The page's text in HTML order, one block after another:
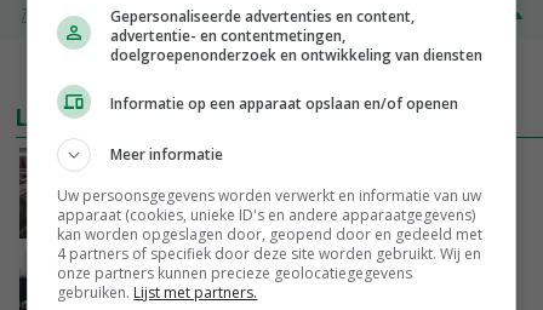
Zuivel NL
€ 345,00
LAATSTE NIEUWS
zeugen verdubbeld’
VANDAAG, 06:19
Gemiddelde Europese melkprijs daalt licht in
juni
Gepersonaliseerde advertenties en content,
advertentie- en contentmetingen,
doelgroepenonderzoek en ontwikkeling van diensten
Informatie op een apparaat opslaan en/of openen
Meer informatie
Uw persoonsgegevens worden verwerkt en informatie van uw
apparaat (cookies, unieke ID's en andere apparaatgegevens)
kan worden opgeslagen door, geopend door en gedeeld met
4 partners of specifiek door deze site worden gebruikt. Wij en
onze partners kunnen precieze geolocatiegegevens
gebruiken. Lijst met partners.